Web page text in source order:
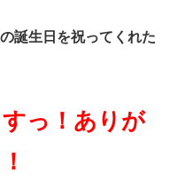
誕生日を祝ってくれた
っ！ありが